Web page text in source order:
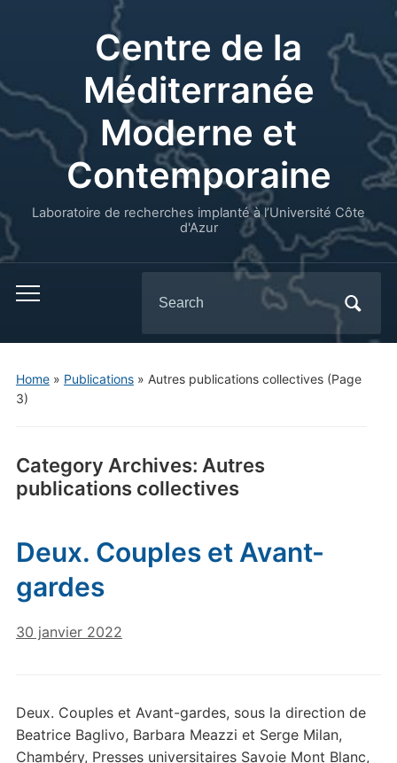
Centre de la
Méditerranée
Moderne et
Contemporaine
Laboratoire de recherches implanté à l’Université Côte
d'Azur
for:
Home» Publications» Autres publications collectives(Page
3)
Category Archives: Autres
publications collectives
Deux. Couples et Avant-
gardes
30 janvier 2022
Deux. Couples et Avant-gardes, sous la direction de
Beatrice Baglivo, Barbara Meazzi et Serge Milan,
Chambéry, Presses universitaires Savoie Mont Blanc,